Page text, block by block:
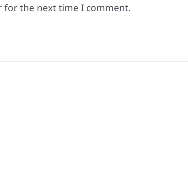
for the next time I comment.